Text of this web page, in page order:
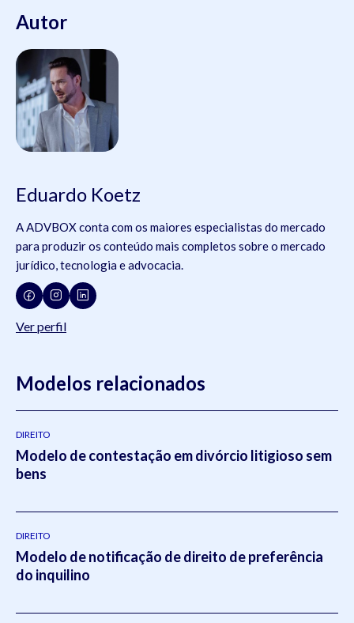
Autor
Eduardo Koetz
A ADVBOX conta com os maiores especialistas do mercado
para produzir os conteúdo mais completos sobre o mercado
jurídico, tecnologia e advocacia.
Ver perfil
Modelos relacionados
DIREITO
Modelo de contestação em divórcio litigioso sem
bens
DIREITO
Modelo de notificação de direito de preferência
do inquilino